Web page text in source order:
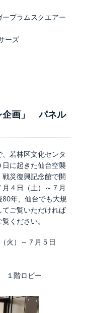
ープラムスクエアー
ーズ
企画」 パネル
若林区文化センタ
に起きた仙台空襲
災復興記念館で開
４日（土）～７月
年、仙台でも大規
ご覧いただければ
ください。
）～７月５日
階ロビー